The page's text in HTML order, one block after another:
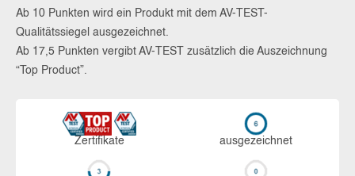
Ab 10 Punkten wird ein Produkt mit dem AV-TEST-
Qualitätssiegel ausgezeichnet.
Ab 17,5 Punkten vergibt AV-TEST zusätzlich die Auszeichnung
“Top Product”.
Zerti­fikate aus­ge­zeich­net